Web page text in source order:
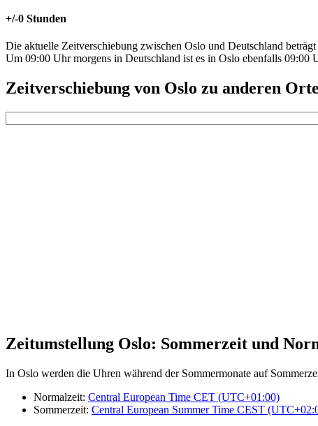
+/-0 Stunden
Die aktuelle Zeitverschiebung zwischen Oslo und Deutschland
Um 09:00 Uhr morgens in Deutschland ist es in Oslo ebenfalls 09:00
Zeitverschiebung von Oslo zu anderen
Zeitumstellung Oslo: Sommerzeit und
In Oslo werden die Uhren während der Sommermonate auf
Normalzeit: Central European Time CET (UTC+01:00)
Sommerzeit: Central European Summer Time CEST